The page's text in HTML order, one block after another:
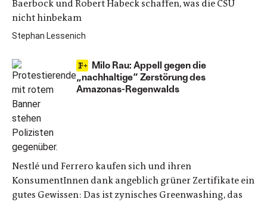
Baerbock und Robert Habeck schaffen, was die CSU
nicht hinbekam
Stephan Lessenich
Milo Rau: Appell gegen die
„nachhaltige“ Zerstörung des
Amazonas-Regenwalds
Nestlé und Ferrero kaufen sich und ihren
KonsumentInnen dank angeblich grüner Zertifikate ein
gutes Gewissen: Das ist zynisches Greenwashing, das